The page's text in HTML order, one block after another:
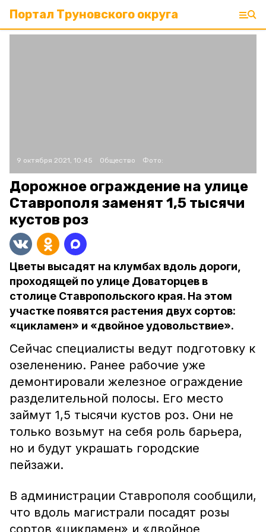
Портал Труновского округа
9 октября 2021, 10:45 Общество Фото:
Дорожное ограждение на улице
Ставрополя заменят 1,5 тысячи
кустов роз
Цветы высадят на клумбах вдоль дороги,
проходящей по улице Доваторцев в
столице Ставропольского края. На этом
участке появятся растения двух сортов:
«цикламен» и «двойное удовольствие».
Сейчас специалисты ведут подготовку к
озеленению. Ранее рабочие уже
демонтировали железное ограждение
разделительной полосы. Его место
займут 1,5 тысячи кустов роз. Они не
только возьмут на себя роль барьера,
но и будут украшать городские
пейзажи.
В администрации Ставрополя сообщили,
что вдоль магистрали посадят розы
сортов «цикламен» и «двойное